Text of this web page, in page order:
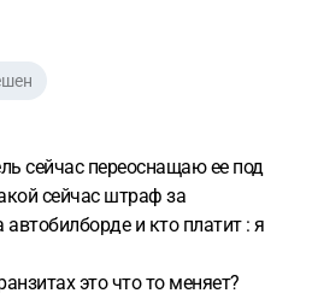
сейчас переоснащаю ее под
сейчас штраф за
и кто платит : я
это что то меняет?